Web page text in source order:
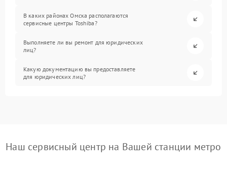
В каких районах Омска располагаются
сервисные центры Toshiba?
Выполняете ли вы ремонт для юридических
лиц?
Какую документацию вы предоставляете
для юридических лиц?
Наш сервисный центр на Вашей станции метро